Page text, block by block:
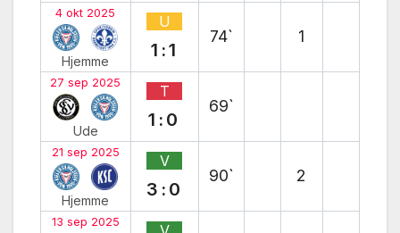
4 okt 2025
Hjemme
U
1:1
74` 1
27 sep 2025
Ude
T
1:0
69`
21 sep 2025
Hjemme
V
3:0
90` 2
13 sep 2025